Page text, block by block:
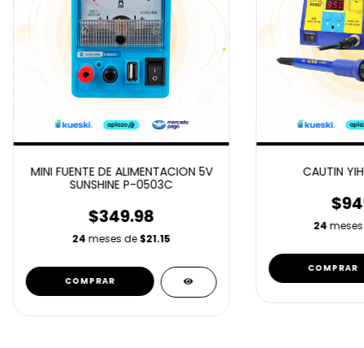
MINI FUENTE DE ALIMENTACION 5V
SUNSHINE P-0503C
$349.98
24 meses de$21.15
CAUTIN
24